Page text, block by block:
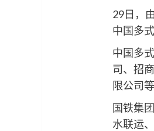
29日，
中国多
中国多
司、招
限公司
国铁集
水联运